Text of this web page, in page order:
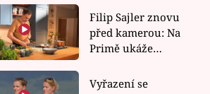
Filip Sajler znovu
před kamerou: Na
Primě ukáže
rychlé recepty
Vyřazení se